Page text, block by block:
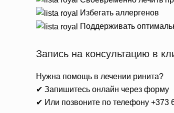
Избегать аллергенов
Поддерживать
Запись на консультацию в
Нужна помощь в лечении ринита?
✔ Запишитесь онлайн через форму
✔ Или позвоните по телефону +373